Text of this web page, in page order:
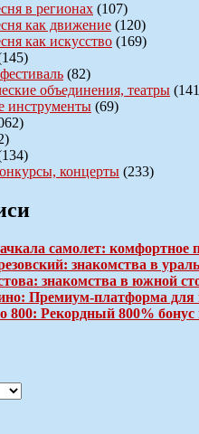
в регионах (107)
как движение (120)
как искусство (169)
(82)
объединения, театры
инструменты (69)
концерты (233)
самолет: комфортное
знакомства в
знакомства в южной
Премиум-платформа для
800: Рекордный 800%